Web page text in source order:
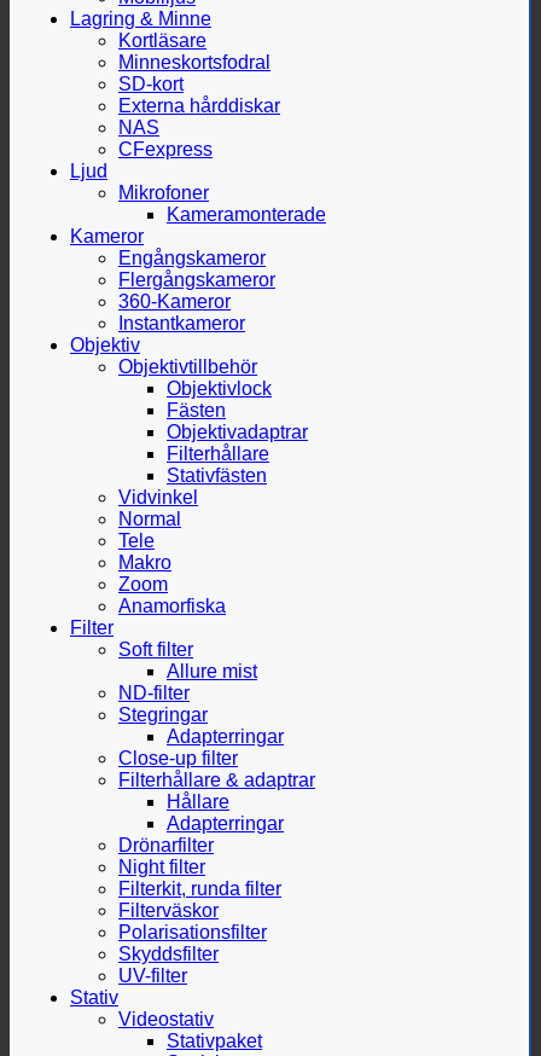
Lagring & Minne
Kortläsare
Minneskortsfodral
SD-kort
Externa hårddiskar
NAS
CFexpress
Ljud
Mikrofoner
Kameramonterade
Kameror
Engångskameror
Flergångskameror
360-Kameror
Instantkameror
Objektiv
Objektivtillbehör
Objektivlock
Fästen
Objektivadaptrar
Filterhållare
Stativfästen
Vidvinkel
Normal
Tele
Makro
Zoom
Anamorfiska
Filter
Soft filter
Allure mist
ND-filter
Stegringar
Adapterringar
Close-up filter
Filterhållare & adaptrar
Hållare
Adapterringar
Drönarfilter
Night filter
Filterkit, runda filter
Filterväskor
Polarisationsfilter
Skyddsfilter
UV-filter
Stativ
Videostativ
Stativpaket